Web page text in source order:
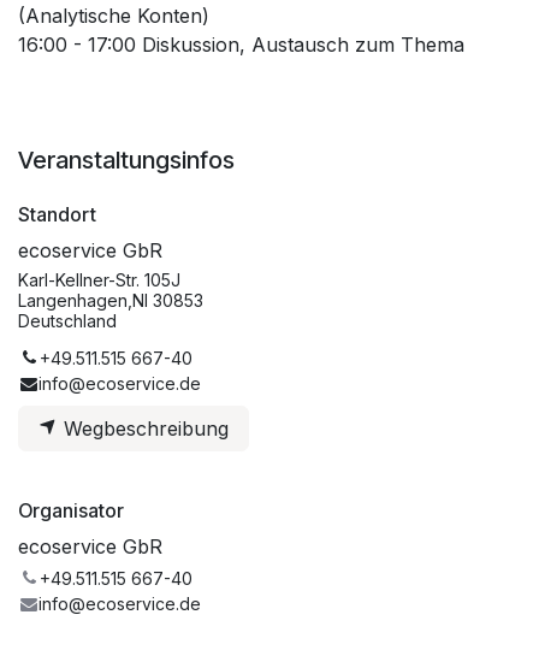
(Analytische Konten)
16:00 - 17:00 Diskussion, Austausch zum Thema
Veranstaltungsinfos
Standort
ecoservice GbR
Karl-Kellner-Str. 105J
Langenhagen,NI 30853
Deutschland
+49.511.515 667-40
info@ecoservice.de
Wegbeschreibung
Organisator
ecoservice GbR
+49.511.515 667-40
info@ecoservice.de